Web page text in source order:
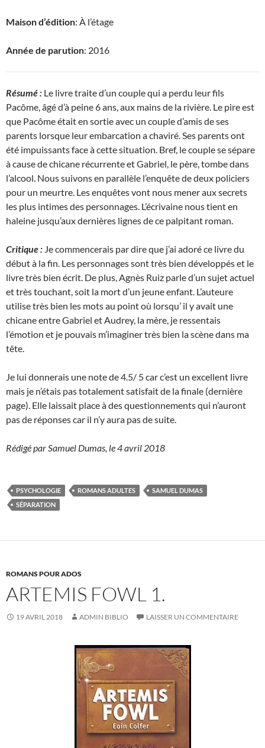
Maison d’édition: À l’étage
Année de parution: 2016
Résumé : Le livre traite d’un couple qui a perdu leur fils
Pacôme, âgé d’à peine 6 ans, aux mains de la rivière. Le pire est
que Pacôme était en sortie avec un couple d’amis de ses
parents lorsque leur embarcation a chaviré. Ses parents ont
été impuissants face à cette situation. Bref, le couple se sépare
à cause de chicane récurrente et Gabriel, le père, tombe dans
l’alcool. Nous suivons en parallèle l’enquête de deux policiers
pour un meurtre. Les enquêtes vont nous mener aux secrets
les plus intimes des personnages. L’écrivaine nous tient en
haleine jusqu’aux dernières lignes de ce palpitant roman.
Critique : Je commencerais par dire que j’ai adoré ce livre du
début à la fin. Les personnages sont très bien développés et le
livre très bien écrit. De plus, Agnès Ruiz parle d’un sujet actuel
et très touchant, soit la mort d’un jeune enfant. L’auteure
utilise très bien les mots au point où lorsqu’ il y avait une
chicane entre Gabriel et Audrey, la mère, je ressentais
l’émotion et je pouvais m’imaginer très bien la scène dans ma
tête.
Je lui donnerais une note de 4.5/ 5 car c’est un excellent livre
mais je n’étais pas totalement satisfait de la finale (dernière
page). Elle laissait place à des questionnements qui n’auront
pas de réponses car il n’y aura pas de suite.
Rédigé par Samuel Dumas, le 4 avril 2018
PSYCHOLOGIE ROMANS ADULTES
SAMUEL DUMAS
SÉPARATION
ROMANS POUR ADOS
ARTEMIS FOWL 1.
19 AVRIL 2018 ADMIN BIBLIO LAISSER UN COMMENTAIRE